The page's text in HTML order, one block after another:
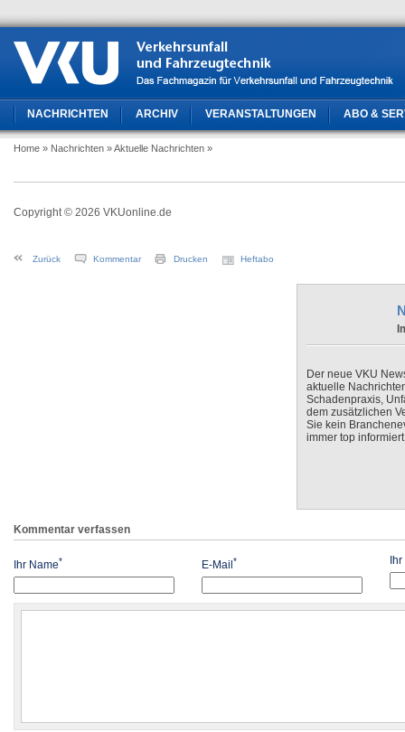
NACHRICHTEN ARCHIV VERANSTALTUNGEN ABO &
Home » Nachrichten » Aktuelle Nachrichten »
Copyright © 2026 VKUonline.de
Zurück Kommentar Drucken Heftabo
Der neue VKU
aktuelle
Schadenpraxis,
dem zusätzlichen
Sie kein
immer top
Kommentar verfassen
Ihr Name* E-Mail *